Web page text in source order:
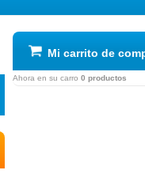
Mi carrito de
Ahora en su carro 0 productos